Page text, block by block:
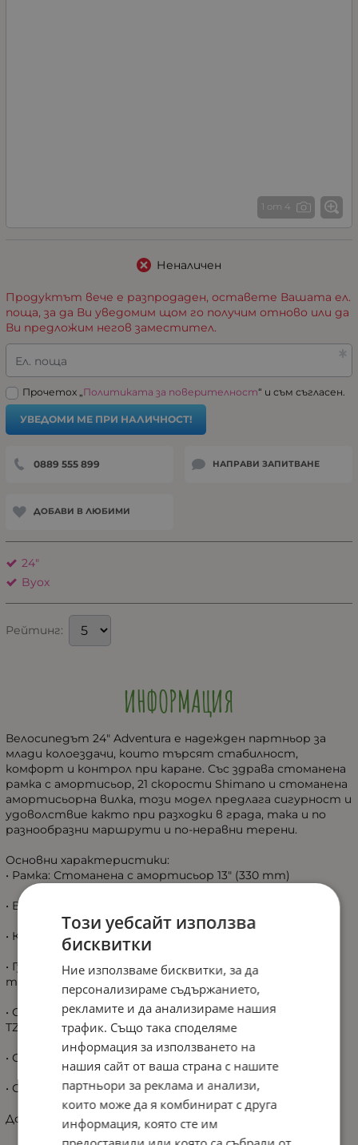
1 от 4
Неналичен
Продуктът вече е разпродаден, оставете Вашата ел.
поща, за да Ви уведомим щом го получим отново или да
Ви предложим негов заместител.
Ел. поща
Прочетох „Политиката за поверителност“ и съм съгласен.
УВЕДОМИ МЕ ПРИ НАЛИЧНОСТ!
0889 555 899 НАПРАВИ ЗАПИТВАНЕ
ДОБАВИ В ЛЮБИМИ
24"
Byox
Рейтинг:
ИНФОРМАЦИЯ
Велосипедът 24" Adventura е надежден партньор за
млади колоездачи, които търсят стабилност,
комфорт и контрол при каране. Със здрава стоманена
рамка с амортисьор, 21 скорости Shimano и стоманена
амортисьорна вилка, този модел предлага сигурност и
удоволствие както при разходки в града, така и по
разнообразни маршрути и по-неравни терени.
Основни характеристики:
• Рамка: Стоманена с амортисьор 13" (330 mm)
• Вилка: Стоманена с амортисьор
• Капли: Двустенни алуминиеви с алуминиеви главини
• Гуми: 24 x 2.125 – стабилни и подходящи за различни
терени
• Скорости: 21 Shimano (SL-RV300, RD-TY21GS D-ATT, MF-
TZ5007CP)
• Среден венец: Mode, стоманен 24/34/42T x 165 mm
• Спирачки: Logan алуминиеви челюсти и ръкохватки
Допълнителни компоненти:
Този уебсайт използва
бисквитки
Ние използваме бисквитки, за да
персонализираме съдържанието,
рекламите и да анализираме нашия
трафик. Също така споделяме
информация за използването на
нашия сайт от ваша страна с нашите
партньори за реклама и анализи,
които може да я комбинират с друга
информация, която сте им